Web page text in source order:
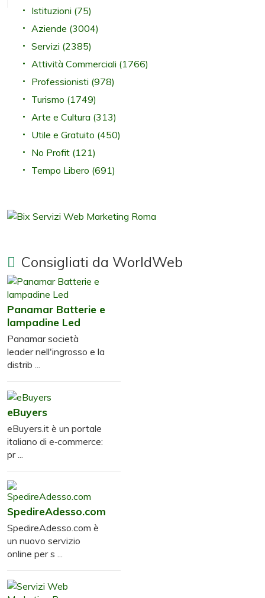
Istituzioni (75)
Aziende (3004)
Servizi (2385)
Attività Commerciali (1766)
Professionisti (978)
Turismo (1749)
Arte e Cultura (313)
Utile e Gratuito (450)
No Profit (121)
Tempo Libero (691)
Consigliati da WorldWeb
Panamar Batterie e
lampadine Led
Panamar società
leader nell'ingrosso e la
distrib ...
eBuyers
eBuyers.it è un portale
italiano di e‑commerce:
pr ...
SpedireAdesso.com
SpedireAdesso.com è
un nuovo servizio
online per s ...